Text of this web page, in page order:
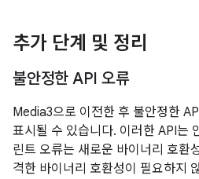
추가 단계 및 정리
불안정한 API 오류
Media3으로 이전한 후 불안정한
표시될 수 있습니다. 이러한 API는
린트 오류는 새로운 바이너리 호환
격한 바이너리 호환성이 필요하지